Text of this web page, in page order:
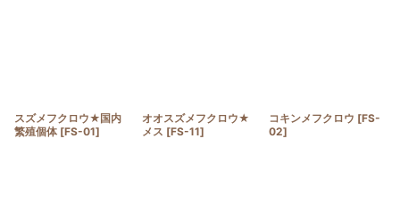
スズメフクロウ★国内
繁殖個体 [FS-01]
オオスズメフクロウ★
メス [FS-11]
コキンメフクロウ [FS-
02]